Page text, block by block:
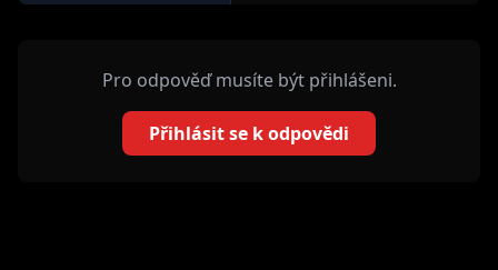
Pro odpověď musíte být přihlášeni.
Přihlásit se k odpovědi